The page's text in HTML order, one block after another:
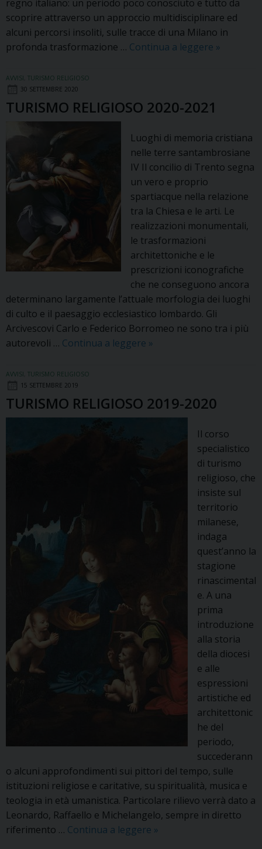
regno italiano: un periodo poco conosciuto e tutto da
scoprire attraverso un approccio multidisciplinare ed
alcuni percorsi insoliti, sulle tracce di una Milano in
profonda trasformazione … Continua a leggere TURISMO
»
AVVISI TURISMO RELIGIOSO
30 SETTEMBRE 2020
TURISMO RELIGIOSO 2020-2021
Luoghi di memoria cristiana
nelle terre santambrosiane
IV Il concilio di Trento segna
un vero e proprio
spartiacque nella relazione
tra la Chiesa e le arti. Le
realizzazioni monumentali,
le trasformazioni
architettoniche e le
prescrizioni iconografiche
che ne conseguono ancora
determinano largamente l’attuale morfologia dei luoghi
di culto e il paesaggio ecclesiastico lombardo. Gli
Arcivescovi Carlo e Federico Borromeo ne sono tra i più
autorevoli … Continua a leggere TURISMO
»
AVVISI TURISMO RELIGIOSO
15 SETTEMBRE 2019
TURISMO RELIGIOSO 2019-2020
Il corso
specialistico
di turismo
religioso, che
insiste sul
territorio
milanese,
indaga
quest’anno la
stagione
rinascimental
e. A una
prima
introduzione
alla storia
della diocesi
e alle
espressioni
artistiche ed
architettonic
he del
periodo,
succederann
o alcuni approfondimenti sui pittori del tempo, sulle
istituzioni religiose e caritative, su spiritualità, musica e
teologia in età umanistica. Particolare rilievo verrà dato a
Leonardo, Raffaello e Michelangelo, sempre in diretto
riferimento … Continua a leggere TURISMO
»